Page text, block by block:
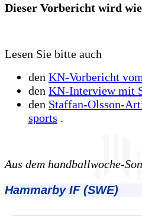
Dieser Vorbericht wird
Lesen Sie bitte auch
den KN-Vorbericht
den KN-Interview mit
den Staffan-Olsson-
sports .
Aus dem handballwoche-
Hammarby IF (SWE)